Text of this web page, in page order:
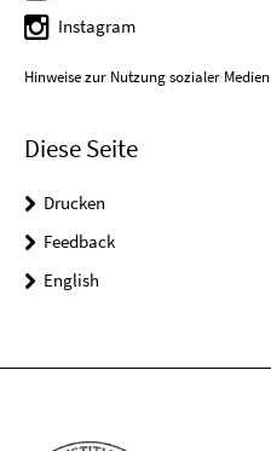
Instagram
Hinweise zur Nutzung sozialer Medien
Diese Seite
Drucken
Feedback
English